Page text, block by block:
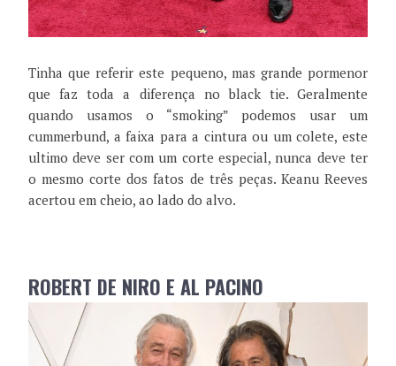
Tinha que referir este pequeno, mas grande pormenor
que faz toda a diferença no black tie. Geralmente
quando usamos o “smoking” podemos usar um
cummerbund, a faixa para a cintura ou um colete, este
ultimo deve ser com um corte especial, nunca deve ter
o mesmo corte dos fatos de três peças. Keanu Reeves
acertou em cheio, ao lado do alvo.
ROBERT DE NIRO E AL PACINO